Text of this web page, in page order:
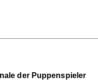
der Puppenspieler